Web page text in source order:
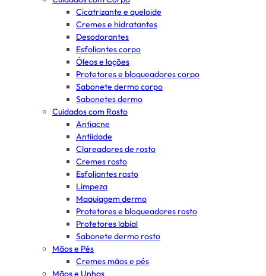
Cicatrizante e queloide
Cremes e hidratantes
Desodorantes
Esfoliantes corpo
Óleos e loções
Protetores e bloqueadores corpo
Sabonete dermo corpo
Sabonetes dermo
Cuidados com Rosto
Antiacne
Antiidade
Clareadores de rosto
Cremes rosto
Esfoliantes rosto
Limpeza
Maquiagem dermo
Protetores e bloqueadores rosto
Protetores labial
Sabonete dermo rosto
Mãos e Pés
Cremes mãos e pés
Mãos e Unhas